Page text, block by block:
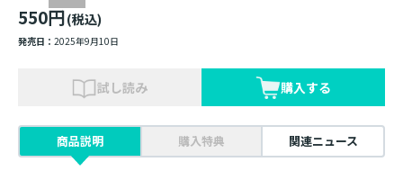
550円(税込)
発売日： 2025年9月10日
試し読み 購入する
商品説明 購入特典 関連ニュース